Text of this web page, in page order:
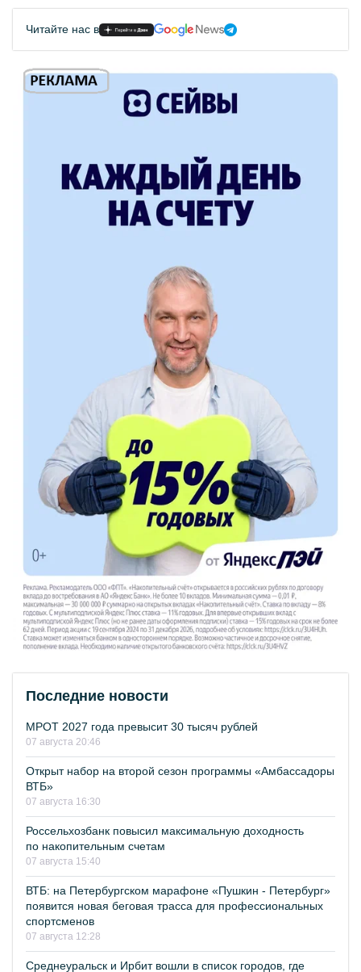
Читайте нас в
Последние новости
МРОТ 2027 года превысит 30 тысяч рублей
07 августа 20:46
Открыт набор на второй сезон программы «Амбассадоры
ВТБ»
07 августа 16:30
Россельхозбанк повысил максимальную доходность
по накопительным счетам
07 августа 15:40
ВТБ: на Петербургском марафоне «Пушкин - Петербург»
появится новая беговая трасса для профессиональных
спортсменов
07 августа 12:28
Среднеуральск и Ирбит вошли в список городов, где